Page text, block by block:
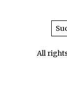
All